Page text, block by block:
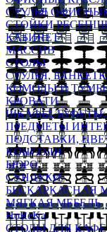
СТУЛЬЯ
СТОЙКИ
КАБИНЕТ
МАССИВ
СТОЛЫ
СТУЛЬЯ,
КОМОДЫ И
КРОВАТИ
ШКАФЫ,
ПРЕДМЕТЫ
ПОДСТАВКИ,
КОНСОЛИ
БЮРО
СУНДУКИ
БЕСКАРКАСНАЯ
МЯГКАЯ МЕБЕЛЬ
HoReKa
СТОЛЫ ДЛЯ КАФЕ